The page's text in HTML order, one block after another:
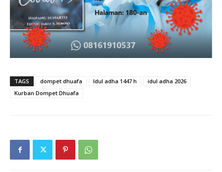
TAGS dompet dhuafa Idul adha 1447 h
idul adha 2026
Kurban Dompet Dhuafa